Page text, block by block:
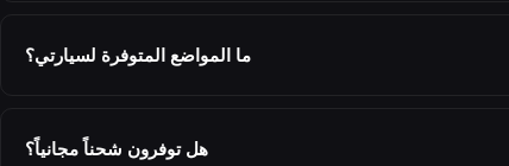
ما المواضع المتوفرة لسيارتي؟
هل توفرون شحناً مجانياً؟